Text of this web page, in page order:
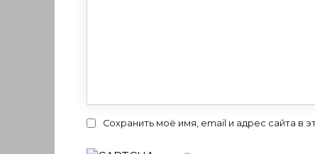
Сохранить моё имя, email и адрес сайта в